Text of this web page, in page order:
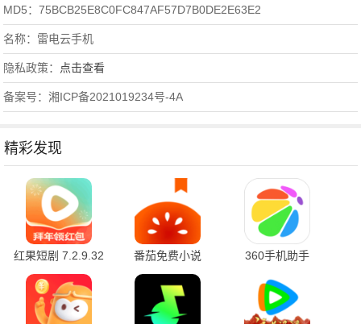
MD5：75BCB25E8C0FC847AF57D7B0DE2E63E2
名称：雷电云手机
隐私政策： 点击查看
备案号：湘ICP备2021019234号-4A
精彩发现
红果短剧 7.2.9.32
官方版
番茄免费小说
7.2.9.32 安卓版
360手机助手